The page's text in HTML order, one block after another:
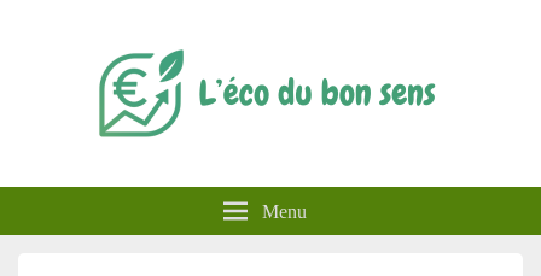
L'éco du bon sens
Menu